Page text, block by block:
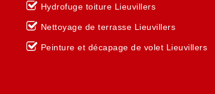
Hydrofuge toiture Lieuvillers
Nettoyage de terrasse Lieuvillers
Peinture et décapage de volet Lieuvillers